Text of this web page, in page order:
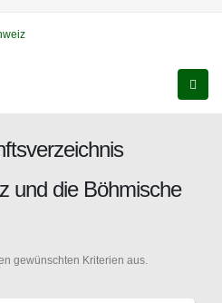
und die Böhmische
gewünschten Kriterien aus.